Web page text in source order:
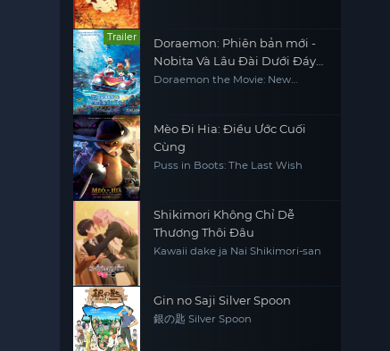
Trailer
Doraemon: Phiên bản mới -
Nobita Và Lâu Đài Dưới Đáy
Biển
Doraemon the Movie: New
Mèo Đi Hia: Điều Ước Cuối
Cùng
Puss in Boots: The Last Wish
Shikimori Không Chỉ Dễ
Thương Thôi Đâu
Kawaii dake ja Nai Shikimori-san
Gin no Saji Silver Spoon
銀の匙 Silver Spoon